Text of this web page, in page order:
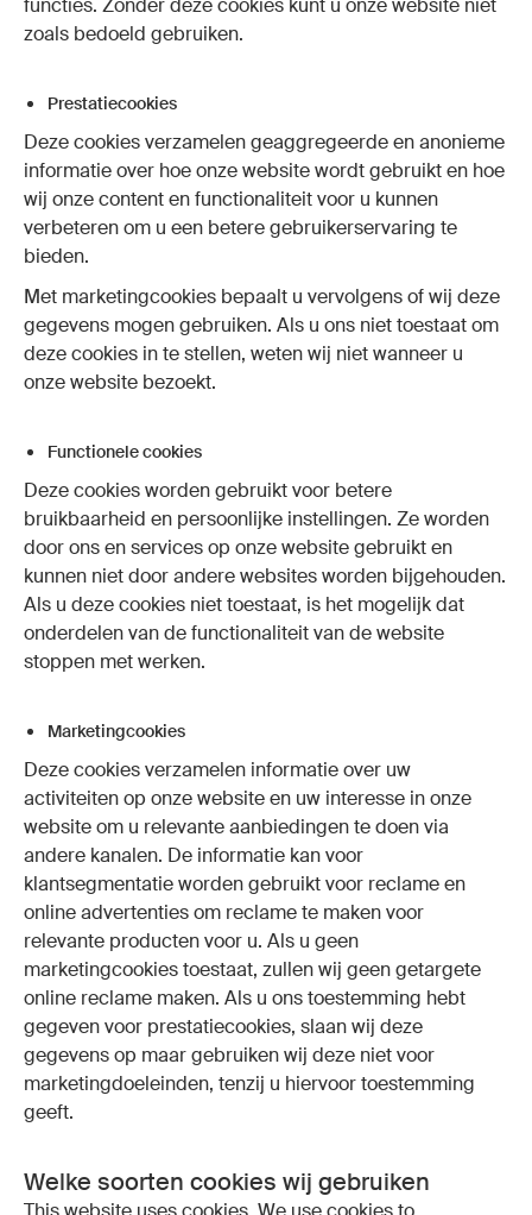
functies. Zonder deze cookies kunt u onze website niet
zoals bedoeld gebruiken.
Prestatiecookies
Deze cookies verzamelen geaggregeerde en anonieme
informatie over hoe onze website wordt gebruikt en hoe
wij onze content en functionaliteit voor u kunnen
verbeteren om u een betere gebruikerservaring te
bieden.
Met marketingcookies bepaalt u vervolgens of wij deze
gegevens mogen gebruiken. Als u ons niet toestaat om
deze cookies in te stellen, weten wij niet wanneer u
onze website bezoekt.
Functionele cookies
Deze cookies worden gebruikt voor betere
bruikbaarheid en persoonlijke instellingen. Ze worden
door ons en services op onze website gebruikt en
kunnen niet door andere websites worden bijgehouden.
Als u deze cookies niet toestaat, is het mogelijk dat
onderdelen van de functionaliteit van de website
stoppen met werken.
Marketingcookies
Deze cookies verzamelen informatie over uw
activiteiten op onze website en uw interesse in onze
website om u relevante aanbiedingen te doen via
andere kanalen. De informatie kan voor
klantsegmentatie worden gebruikt voor reclame en
online advertenties om reclame te maken voor
relevante producten voor u. Als u geen
marketingcookies toestaat, zullen wij geen getargete
online reclame maken. Als u ons toestemming hebt
gegeven voor prestatiecookies, slaan wij deze
gegevens op maar gebruiken wij deze niet voor
marketingdoeleinden, tenzij u hiervoor toestemming
geeft.
Welke soorten cookies wij gebruiken